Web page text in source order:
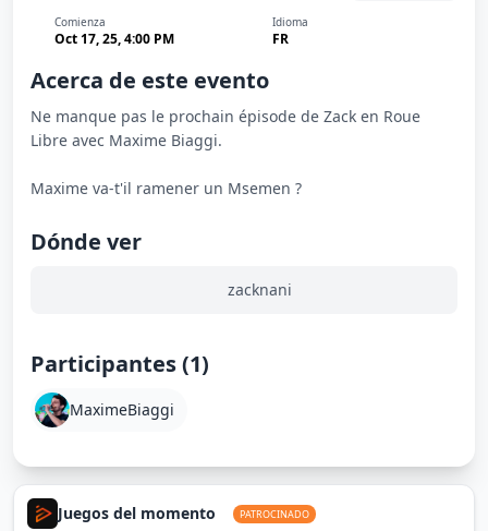
Comienza
Oct 17, 25, 4:00 PM
Idioma
FR
Acerca de este evento
Ne manque pas le prochain épisode de Zack en Roue
Libre avec Maxime Biaggi.
Maxime va-t'il ramener un Msemen ?
Dónde ver
zacknani
Participantes (1)
MaximeBiaggi
Juegos del momento PATROCINADO